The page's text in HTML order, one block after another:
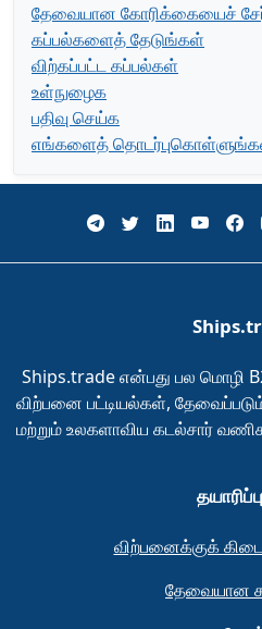
தேவையான கோரிக்கையைச்
கப்பல்களைத் தேடுங்கள்
விற்கப்பட்ட கப்பல்கள்
உள்நுழைக
பதிவு செய்க
எங்களைத்
Ships.trade என்பது பல மொழி
விற்பனை பட்டியல்கள்,
மற்றும் உலகளாவிய கடல்சார்
விற்பனைக்குக்
தேவையான